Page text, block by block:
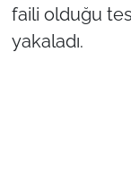
faili olduğu
yakaladı.
Güvenlik